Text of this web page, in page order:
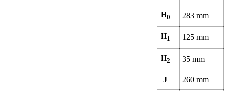
H0 283 mm
H1 125 mm
H2 35 mm
J 260 mm